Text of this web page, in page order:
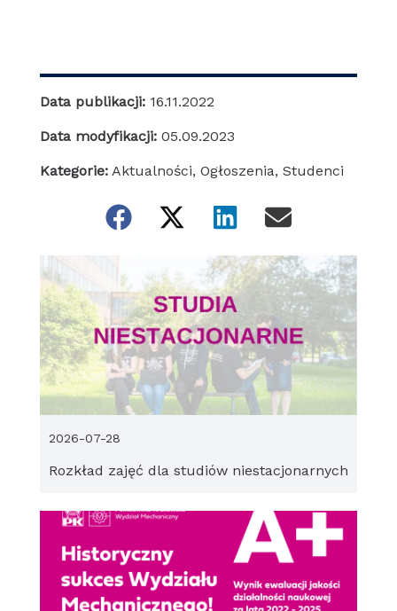
Data publikacji: 16.11.2022
Data modyfikacji: 05.09.2023
Kategorie: Aktualności, Ogłoszenia, Studenci
Rozkład zajęć dla studiów niestacjonarnych
2026-07-28